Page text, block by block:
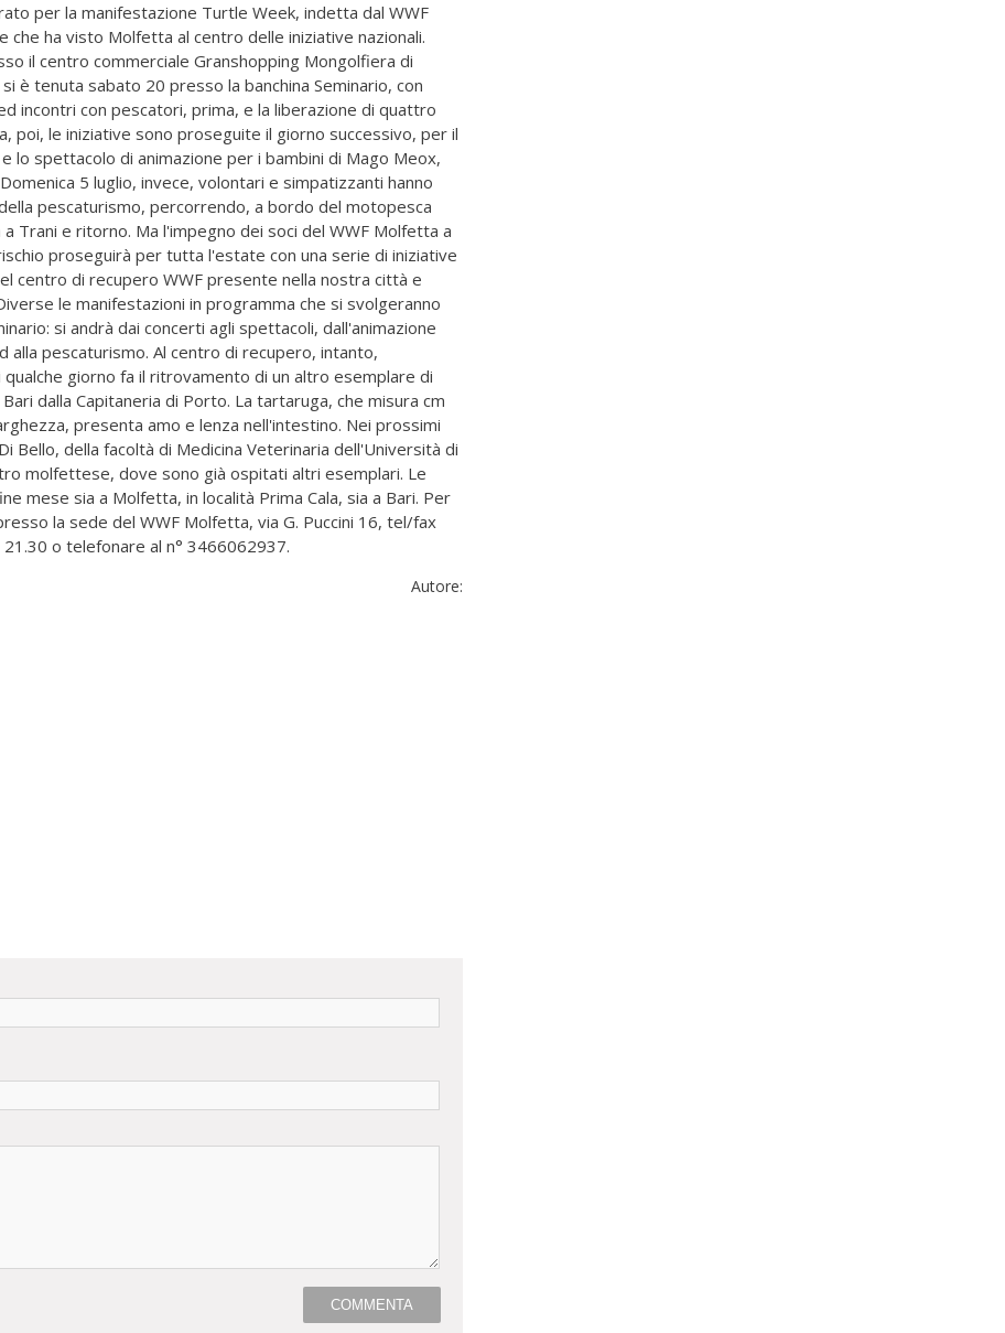
per la manifestazione Turtle Week, indetta dal WWF
ha visto Molfetta al centro delle iniziative nazionali.
il centro commerciale Granshopping Mongolfiera di
è tenuta sabato 20 presso la banchina Seminario, con
incontri con pescatori, prima, e la liberazione di quattro
poi, le iniziative sono proseguite il giorno successivo, per il
lo spettacolo di animazione per i bambini di Mago Meox,
5 luglio, invece, volontari e simpatizzanti hanno
pescaturismo, percorrendo, a bordo del motopesca
Trani e ritorno. Ma l'impegno dei soci del WWF Molfetta a
proseguirà per tutta l'estate con una serie di iniziative
centro di recupero WWF presente nella nostra città e
le manifestazioni in programma che si svolgeranno
si andrà dai concerti agli spettacoli, dall'animazione
alla pescaturismo. Al centro di recupero, intanto,
giorno fa il ritrovamento di un altro esemplare di
dalla Capitaneria di Porto. La tartaruga, che misura cm
presenta amo e lenza nell'intestino. Nei prossimi
Bello, della facoltà di Medicina Veterinaria dell'Università di
molfettese, dove sono già ospitati altri esemplari. Le
mese sia a Molfetta, in località Prima Cala, sia a Bari. Per
la sede del WWF Molfetta, via G. Puccini 16, tel/fax
o telefonare al n° 3466062937.
Autore: